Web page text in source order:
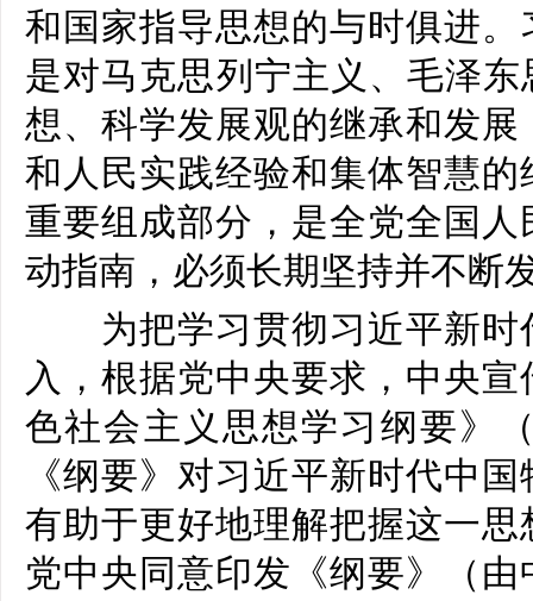
和国家指导思想的与时俱进
是对马克思列宁主义、毛泽
想、科学发展观的继承和发
和人民实践经验和集体智慧
重要组成部分，是全党全国
动指南，必须长期坚持并不断
为把学习贯彻习近平新时
入，根据党中央要求，中央
色社会主义思想学习纲要》
《纲要》对习近平新时代中
有助于更好地理解把握这一
党中央同意印发《纲要》（